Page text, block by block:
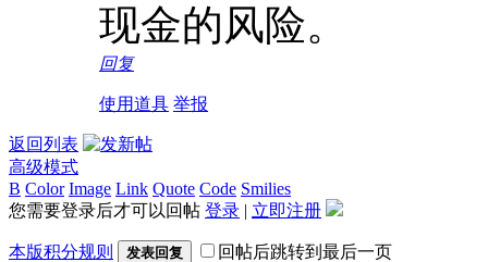
现金的风险。
回复
使用道具 举报
返回列表
高级模式
B Color Image Link Quote Code Smilies
您需要登录后才可以回帖 登录 | 立即注册
本版积分规则 发表回复 回帖后跳转到最后一页